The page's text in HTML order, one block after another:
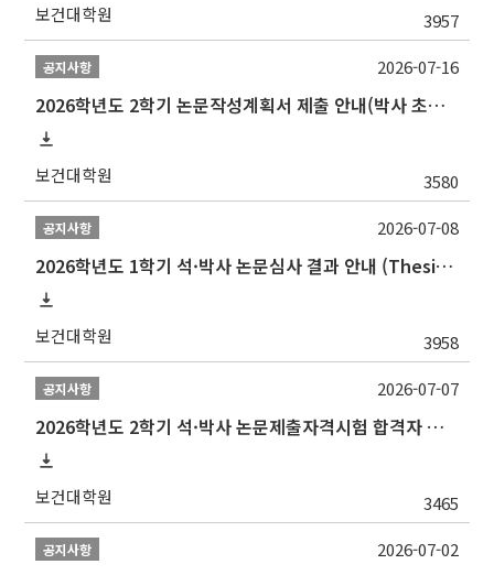
보건대학원 3957
공지사항
2026학년도 2학기 논문작성계획서 제출 안내(박사 초심 일정 포함)_Thesis Proposal
보건대학원 3580
2026-07-16
공지사항
2026학년도 1학기 석·박사 논문심사 결과 안내 (Thesis Defense Result)
보건대학원 3958
2026-07-08
공지사항
2026학년도 2학기 석·박사 논문제출자격시험 합격자 공고(TSQ Exam Result)
보건대학원 3465
2026-07-07
공지사항 2026-07-02